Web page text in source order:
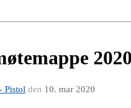
Pistol den 10. mar 2020